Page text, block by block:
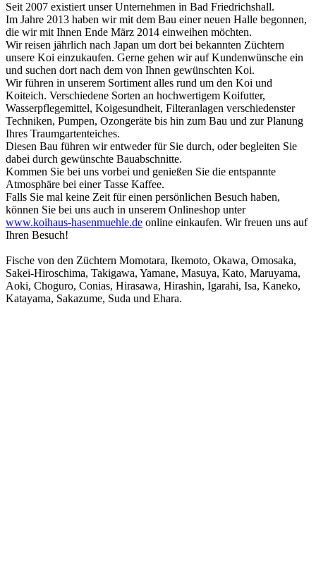
Seit 2007 existiert unser Unternehmen in Bad Friedrichshall.
Im Jahre 2013 haben wir mit dem Bau einer neuen Halle begonnen,
die wir mit Ihnen Ende März 2014 einweihen möchten.
Wir reisen jährlich nach Japan um dort bei bekannten Züchtern
unsere Koi einzukaufen. Gerne gehen wir auf Kundenwünsche ein
und suchen dort nach dem von Ihnen gewünschten Koi.
Wir führen in unserem Sortiment alles rund um den Koi und
Koiteich. Verschiedene Sorten an hochwertigem Koifutter,
Wasserpflegemittel, Koigesundheit, Filteranlagen verschiedenster
Techniken, Pumpen, Ozongeräte bis hin zum Bau und zur Planung
Ihres Traumgartenteiches.
Diesen Bau führen wir entweder für Sie durch, oder begleiten Sie
dabei durch gewünschte Bauabschnitte.
Kommen Sie bei uns vorbei und genießen Sie die entspannte
Atmosphäre bei einer Tasse Kaffee.
Falls Sie mal keine Zeit für einen persönlichen Besuch haben,
können Sie bei uns auch in unserem Onlineshop unter
www.koihaus-hasenmuehle.de online einkaufen. Wir freuen uns auf
Ihren Besuch!
Fische von den Züchtern Momotara, Ikemoto, Okawa, Omosaka,
Sakei-Hiroschima, Takigawa, Yamane, Masuya, Kato, Maruyama,
Aoki, Choguro, Conias, Hirasawa, Hirashin, Igarahi, Isa, Kaneko,
Katayama, Sakazume, Suda und Ehara.